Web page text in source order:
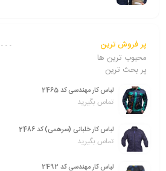
پر فروش ترین
محبوب ترین ها
پر بحث ترین
لباس کار مهندسی کد 2465
تماس بگیرید
لباس کار خلبانی (سرهمی) کد 2486
تماس بگیرید
لباس کار مهندسی کد 2492